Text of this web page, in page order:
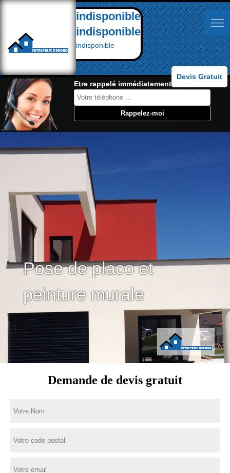
indisponible
indisponible
indisponible
Devis Gratuit
Etre rappelé immédiatement:
Pose de placo et
peinture murale
Demande de devis gratuit